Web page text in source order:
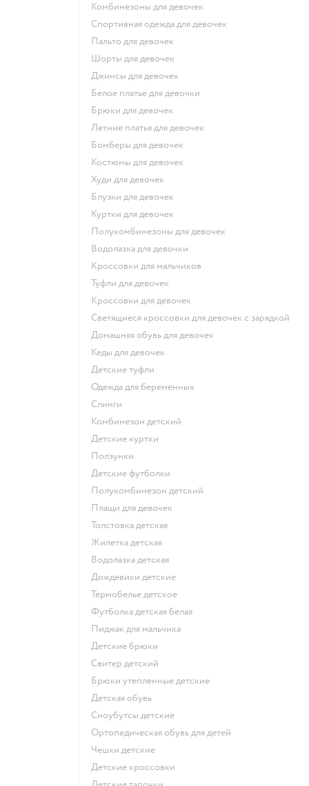
Комбинезоны для девочек
Спортивная одежда для девочек
Пальто для девочек
Шорты для девочек
Джинсы для девочек
Белое платье для девочки
Брюки для девочек
Летние платья для девочек
Бомберы для девочек
Костюмы для девочек
Худи для девочек
Блузки для девочек
Куртки для девочек
Полукомбинезоны для девочек
Водолазка для девочки
Кроссовки для мальчиков
Туфли для девочек
Кроссовки для девочек
Светящиеся кроссовки для девочек с зарядкой
Домашняя обувь для девочек
Кеды для девочек
Детские туфли
Одежда для беременных
Слинги
Комбинезон детский
Детские куртки
Ползунки
Детские футболки
Полукомбинезон детский
Плащи для девочек
Толстовка детская
Жилетка детская
Водолазка детская
Дождевики детские
Термобелье детское
Футболка детская белая
Пиджак для мальчика
Детские брюки
Свитер детский
Брюки утепленные детские
Детская обувь
Сноубутсы детские
Ортопедическая обувь для детей
Чешки детские
Детские кроссовки